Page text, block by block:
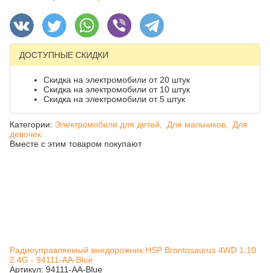
ДОСТУПНЫЕ СКИДКИ
Скидка на электромобили от 20 штук
Скидка на электромобили от 10 штук
Скидка на электромобили от 5 штук
Категории: Электромобили для детей, Для мальчиков,
Для
девочек
Вместе с этим товаром покупают
Радиоуправляемый внедорожник HSP Brontosaurus 4WD 1:10
2.4G - 94111-AA-Blue
Артикул: 94111-AA-Blue